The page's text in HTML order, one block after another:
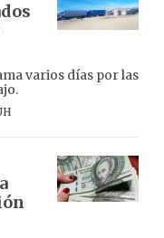
varios días por las